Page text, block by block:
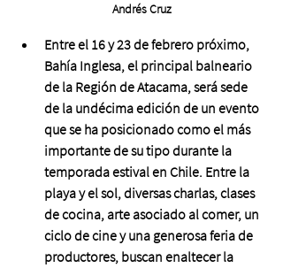
Andrés Cruz
Entre el 16 y 23 de febrero próximo,
Bahía Inglesa, el principal balneario
de la Región de Atacama, será sede
de la undécima edición de un evento
que se ha posicionado como el más
importante de su tipo durante la
temporada estival en Chile. Entre la
playa y el sol, diversas charlas, clases
de cocina, arte asociado al comer, un
ciclo de cine y una generosa feria de
productores, buscan enaltecer la